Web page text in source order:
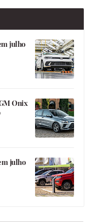
julho
Onix
julho